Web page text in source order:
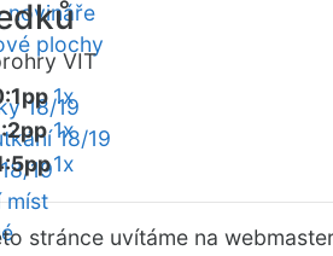
novináře
plochy
18/19
18/19
19
míst
VIT
1x
1x
1x
stránce uvítáme na webmaster